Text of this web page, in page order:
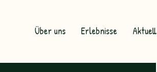
Über uns Erlebnisse Aktuell